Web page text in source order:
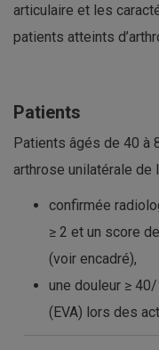
articulaire et les
patients atteints
Patients
Patients âgés de 40 à
arthrose unilatérale de
confirmée
≥ 2 et un score
(voir encadré),
une douleur ≥
(EVA) lors des